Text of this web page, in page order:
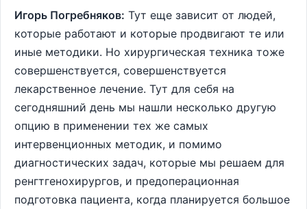
Игорь Погребняков: Тут еще зависит от людей,
которые работают и которые продвигают те или
иные методики. Но хирургическая техника тоже
совершенствуется, совершенствуется
лекарственное лечение. Тут для себя на
сегодняшний день мы нашли несколько другую
опцию в применении тех же самых
интервенционных методик, и помимо
диагностических задач, которые мы решаем для
ренгтгенохирургов, и предоперационная
подготовка пациента, когда планируется большое